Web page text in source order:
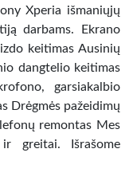
Xperia išmaniųjų
darbams. Ekrano
keitimas Ausinių
dangtelio keitimas
garsiakalbio
Drėgmės pažeidimų
remontas Mes
greitai. Išrašome